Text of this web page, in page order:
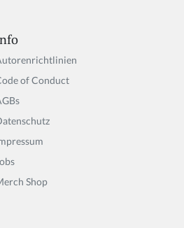
of Conduct
Shop